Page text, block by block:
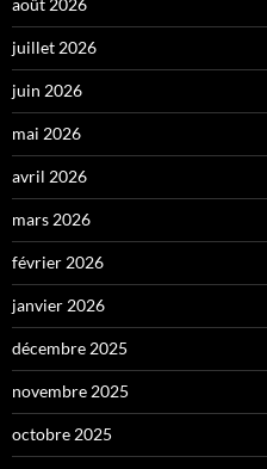
juillet 2026
juin 2026
mai 2026
avril 2026
mars 2026
février 2026
janvier 2026
décembre 2025
novembre 2025
octobre 2025